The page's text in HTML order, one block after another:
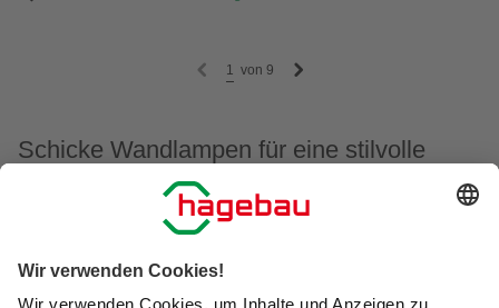
1 von 9
Schicke Wandlampen für eine stilvolle
Gesamtbild eines Raumes und beeinflussen maßgeblich
das Wohngefühl. So erzeugt ein richtig platziertes